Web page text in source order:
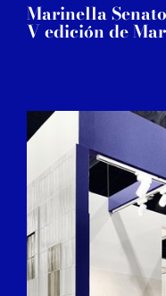
Marinella
V edición de